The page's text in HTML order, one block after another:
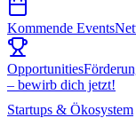
Kommende Events
Opportunities
– bewirb dich jetzt!
Startups & Ökosystem